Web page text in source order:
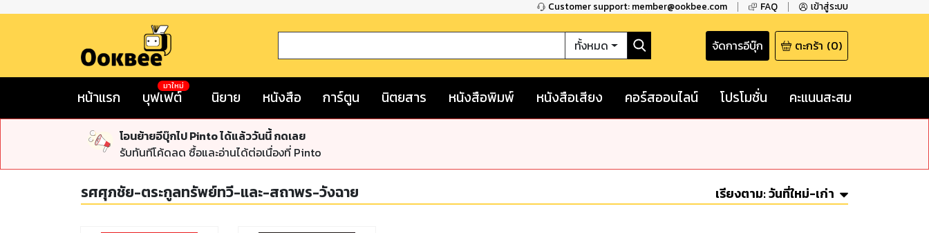
Customer support: member@ookbee.com FAQ เข้าสู่ระบบ
ทั้งหมด จัดการอีบุ๊ก ตะกร้า (0)
หน้าแรก บุฟเฟต์
มาใหม่
นิยาย หนังสือ การ์ตูน นิตยสาร หนังสือพิมพ์ หนังสือเสียง คอร์สออนไลน์ โปรโมชั่น คะแนนสะสม
โอนย้ายอีบุ๊กไป Pinto ได้แล้ววันนี้ กดเลย
รับทันทีโค้ดลด ซื้อและอ่านได้ต่อเนื่องที่ Pinto
รศศุภชัย-ตระกูลทรัพย์ทวี-และ-สถาพร-วังฉาย เรียงตาม:วันที่ใหม่-เก่า